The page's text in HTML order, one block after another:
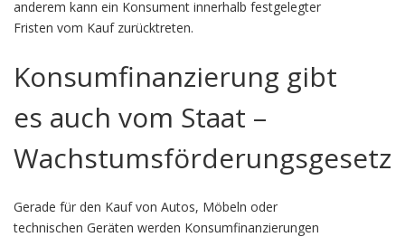
anderem kann ein Konsument innerhalb festgelegter
Fristen vom Kauf zurücktreten.
Konsumfinanzierung gibt
es auch vom Staat –
Wachstumsförderungsgesetz
Gerade für den Kauf von Autos, Möbeln oder
technischen Geräten werden Konsumfinanzierungen